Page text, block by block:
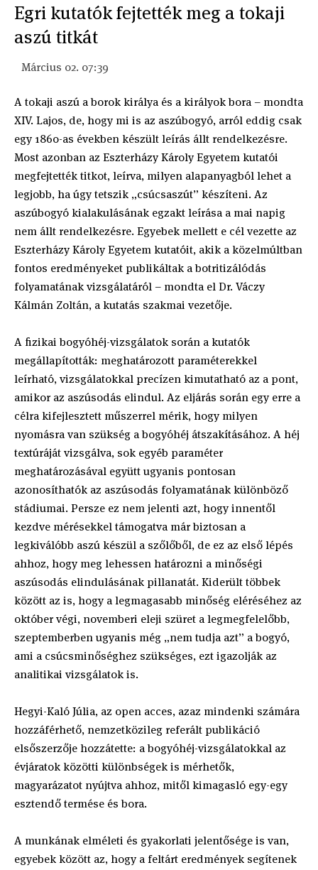
Egri kutatók fejtették meg a tokaji
aszú titkát
Március 02. 07:39
A tokaji aszú a borok királya és a királyok bora – mondta
XIV. Lajos, de, hogy mi is az aszúbogyó, arról eddig csak
egy 1860-as években készült leírás állt rendelkezésre.
Most azonban az Eszterházy Károly Egyetem kutatói
megfejtették titkot, leírva, milyen alapanyagból lehet a
legjobb, ha úgy tetszik „csúcsaszút” készíteni. Az
aszúbogyó kialakulásának egzakt leírása a mai napig
nem állt rendelkezésre. Egyebek mellett e cél vezette az
Eszterházy Károly Egyetem kutatóit, akik a közelmúltban
fontos eredményeket publikáltak a botritizálódás
folyamatának vizsgálatáról – mondta el Dr. Váczy
Kálmán Zoltán, a kutatás szakmai vezetője.
A fizikai bogyóhéj-vizsgálatok során a kutatók
megállapították: meghatározott paraméterekkel
leírható, vizsgálatokkal precízen kimutatható az a pont,
amikor az aszúsodás elindul. Az eljárás során egy erre a
célra kifejlesztett műszerrel mérik, hogy milyen
nyomásra van szükség a bogyóhéj átszakításához. A héj
textúráját vizsgálva, sok egyéb paraméter
meghatározásával együtt ugyanis pontosan
azonosíthatók az aszúsodás folyamatának különböző
stádiumai. Persze ez nem jelenti azt, hogy innentől
kezdve mérésekkel támogatva már biztosan a
legkiválóbb aszú készül a szőlőből, de ez az első lépés
ahhoz, hogy meg lehessen határozni a minőségi
aszúsodás elindulásának pillanatát. Kiderült többek
között az is, hogy a legmagasabb minőség eléréséhez az
október végi, novemberi eleji szüret a legmegfelelőbb,
szeptemberben ugyanis még „nem tudja azt” a bogyó,
ami a csúcsminőséghez szükséges, ezt igazolják az
analitikai vizsgálatok is.
Hegyi-Kaló Júlia, az open acces, azaz mindenki számára
hozzáférhető, nemzetközileg referált publikáció
elsőszerzője hozzátette: a bogyóhéj-vizsgálatokkal az
évjáratok közötti különbségek is mérhetők,
magyarázatot nyújtva ahhoz, mitől kimagasló egy-egy
esztendő termése és bora.
A munkának elméleti és gyakorlati jelentősége is van,
egyebek között az, hogy a feltárt eredmények segítenek